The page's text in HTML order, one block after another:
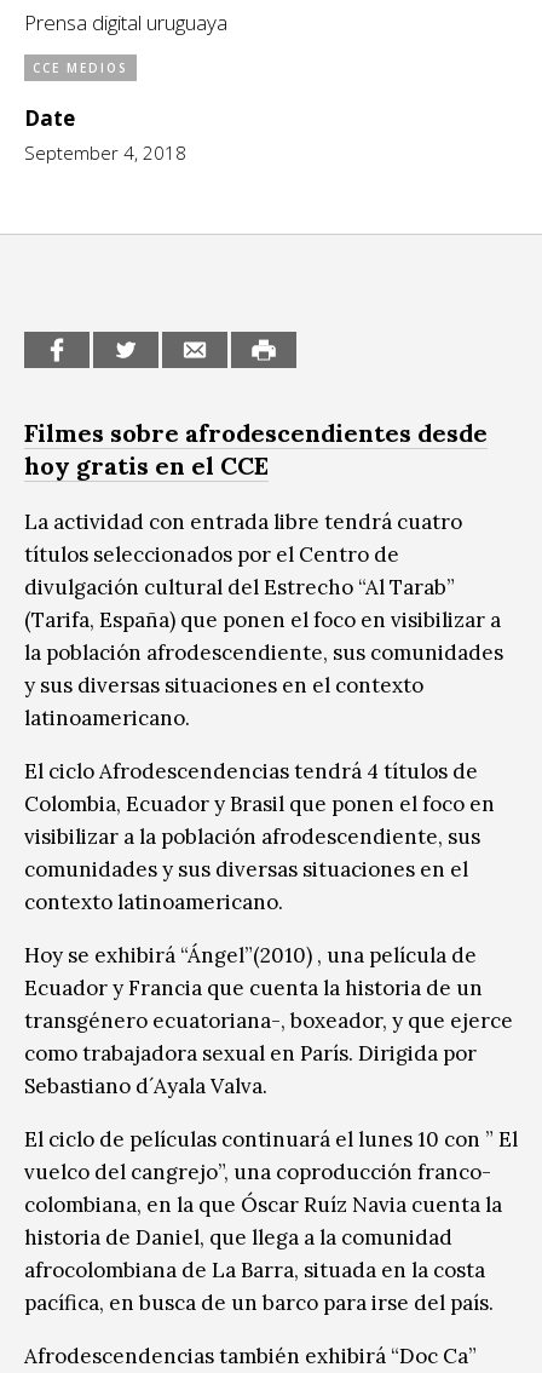
CCE en el interior/libros
Espacio itinerante de lectura infantil
Exposiciones
Género y Diversidad
Letras
Música
Prensa digital uruguaya
CCE MEDIOS
Date
September 4, 2018
Filmes sobre afrodescendientes desde
hoy gratis en el CCE
La actividad con entrada libre tendrá cuatro
títulos seleccionados por el Centro de
divulgación cultural del Estrecho “Al Tarab”
(Tarifa, España) que ponen el foco en visibilizar a
la población afrodescendiente, sus comunidades
y sus diversas situaciones en el contexto
latinoamericano.
El ciclo Afrodescendencias tendrá 4 títulos de
Colombia, Ecuador y Brasil que ponen el foco en
visibilizar a la población afrodescendiente, sus
comunidades y sus diversas situaciones en el
contexto latinoamericano.
Hoy se exhibirá “Ángel”(2010) , una película de
Ecuador y Francia que cuenta la historia de un
transgénero ecuatoriana-, boxeador, y que ejerce
como trabajadora sexual en París. Dirigida por
Sebastiano d´Ayala Valva.
El ciclo de películas continuará el lunes 10 con ” El
vuelco del cangrejo”, una coproducción franco-
colombiana, en la que Óscar Ruíz Navia cuenta la
historia de Daniel, que llega a la comunidad
afrocolombiana de La Barra, situada en la costa
pacífica, en busca de un barco para irse del país.
Afrodescendencias también exhibirá “Doc Ca”